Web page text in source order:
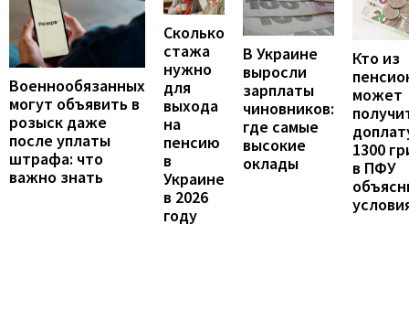
Военнообязанных
могут объявить в
розыск даже
после уплаты
штрафа: что
важно знать
Сколько
стажа
нужно
для
выхода
на
пенсию
в
Украине
в 2026
году
В Украине
выросли
зарплаты
чиновников:
где самые
высокие
оклады
Кто из
может
1300
в ПФУ